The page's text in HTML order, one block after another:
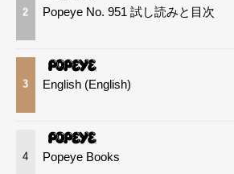
2 Popeye No. 951 試し読みと目次
3 English (English)
4 Popeye Books